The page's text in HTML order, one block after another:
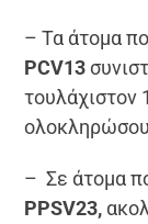
– Τα άτομα
PCV13
τουλάχιστον
– Σε άτομα
PPSV23,